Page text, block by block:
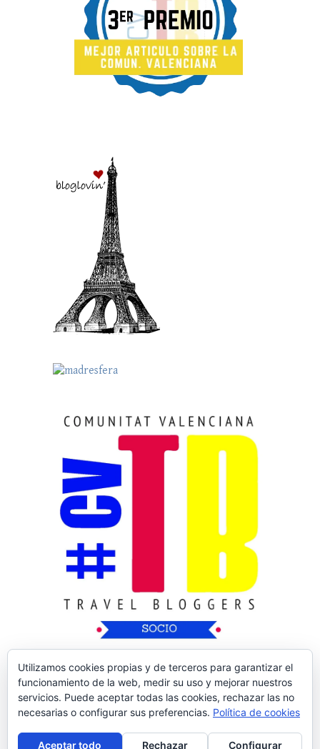
Copyright © 2026Nos Vamos de Rutica| Tema
Utilizamos cookies propias y de terceros para garantizar el
funcionamiento de la web, medir su uso y mejorar nuestros
servicios. Puede aceptar todas las cookies, rechazar las no
necesarias o configurar sus preferencias. Política de cookies
Aceptar todo Rechazar Configurar